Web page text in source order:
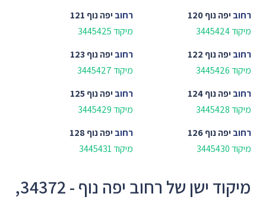
רחוביפה נוף 120
מיקוד 3445424
רחוביפה נוף 121
מיקוד 3445425
רחוביפה נוף 122
מיקוד 3445426
רחוביפה נוף 123
מיקוד 3445427
רחוביפה נוף 124
מיקוד 3445428
רחוביפה נוף 125
מיקוד 3445429
רחוביפה נוף 126
מיקוד 3445430
רחוביפה נוף 128
מיקוד 3445431
מיקוד ישן של רחוב יפה נוף - 34372,